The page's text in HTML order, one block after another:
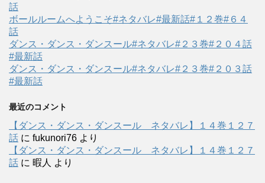
話
ボールルームへようこそ#ネタバレ#最新話#１２巻#６４
話
ダンス・ダンス・ダンスール#ネタバレ#２３巻#２０４話
#最新話
ダンス・ダンス・ダンスール#ネタバレ#２３巻#２０３話
#最新話
最近のコメント
【ダンス・ダンス・ダンスール ネタバレ】１４巻１２７
話 に fukunori76 より
【ダンス・ダンス・ダンスール ネタバレ】１４巻１２７
話 に 暇人 より